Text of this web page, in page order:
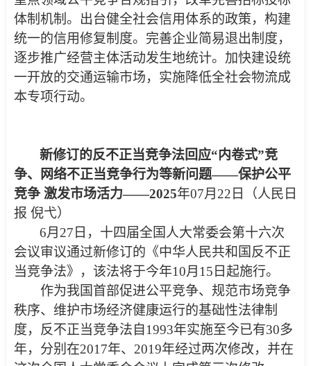
体制机制。出台健全社会信用体系的政策，构建
统一的信用修复制度。完善企业简易退出制度，
逐步推广经营主体活动发生地统计。加快建设统
一开放的交通运输市场，实施降低全社会物流成
本专项行动。
新修订的反不正当竞争法回应“内卷式”竞
争、网络不正当竞争行为等新问题——保护公平
竞争 激发市场活力——2025年07月22日（人民日
报 倪弋）
6月27日，十四届全国人大常委会第十六次
会议审议通过新修订的《中华人民共和国反不正
当竞争法》，该法将于今年10月15日起施行。
作为我国首部促进公平竞争、规范市场竞争
秩序、维护市场经济健康运行的基础性法律制
度，反不正当竞争法自1993年实施至今已有30多
年，分别在2017年、2019年经过两次修改，并在